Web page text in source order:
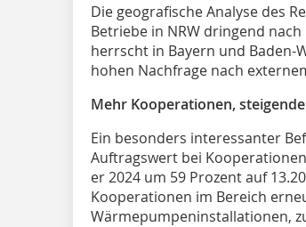
Die geografische Analyse des
Betriebe in NRW dringend
herrscht in Bayern und Baden-
hohen Nachfrage nach
Mehr Kooperationen,
Ein besonders interessanter
Auftragswert bei
er 2024 um 59 Prozent auf
Kooperationen im Bereich
Wärmepumpeninstallationen,